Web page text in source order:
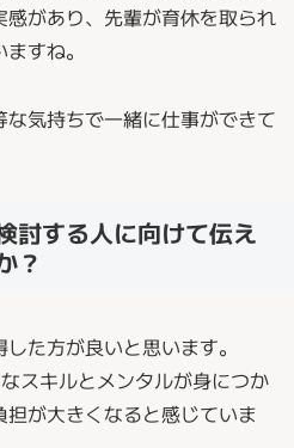
があり、先輩が育休を取られ
すね。
気持ちで一緒に仕事ができて
討する人に向けて伝え
？
た方が良いと思います。
スキルとメンタルが身につか
が大きくなると感じていま